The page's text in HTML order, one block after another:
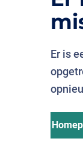
Projecten
Er is